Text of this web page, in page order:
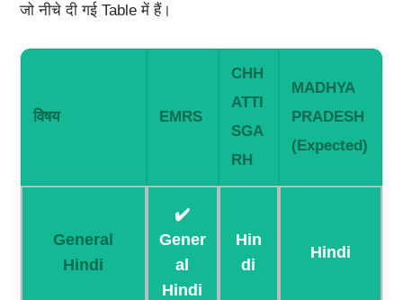
जो नीचे दी गई Table में हैं।
विषय EMRS
CHH
ATTI
SGA
RH
MADHYA
PRADESH
(Expected)
General
Hindi
✔️
Gener
Al
Hindi
Hin
Di
Hindi